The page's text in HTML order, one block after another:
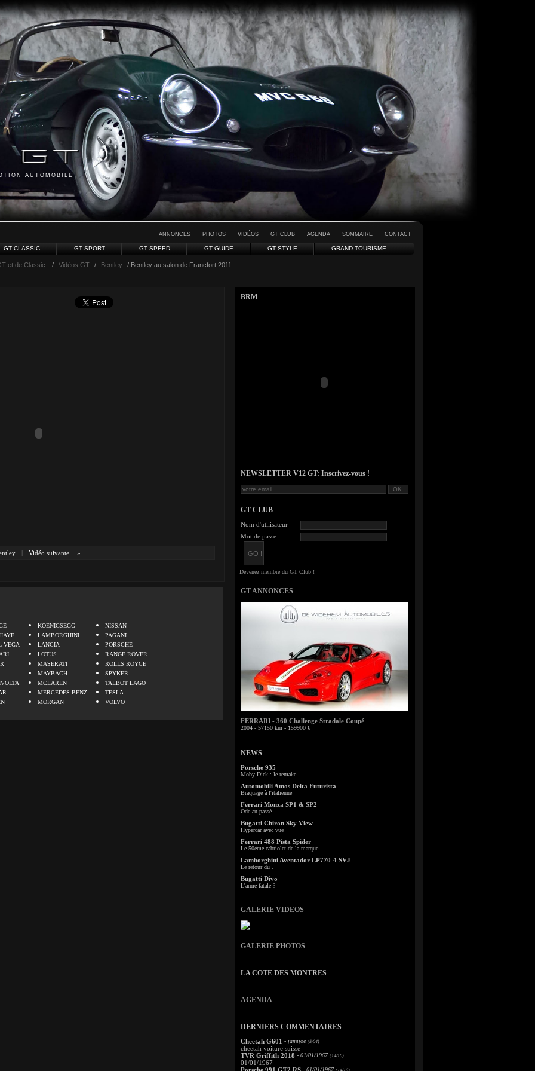
AUTOMOBILE
ANNONCES PHOTOS VIDÉOS GT CLUB AGENDA SOMMAIRE CONTACT
GT CLASSIC GT SPORT GT SPEED GT GUIDE GT STYLE GRAND TOURISME
et de Classic. / Vidéos GT / Bentley / Bentley au salon de Francfort 2011
| Vidéo suivante »
VEGA
KOENIGSEGG
LAMBORGHINI
LANCIA
LOTUS
MASERATI
MAYBACH
MCLAREN
MERCEDES BENZ
MORGAN
NISSAN
PAGANI
PORSCHE
RANGE ROVER
ROLLS ROYCE
SPYKER
TALBOT LAGO
TESLA
VOLVO
BRM
NEWSLETTER V12 GT: Inscrivez-vous !
GT CLUB
Nom d'utilisateur
Mot de passe
GT ANNONCES
FERRARI - 360 Challenge Stradale Coupé
2004 - 57150 km - 159900 €
NEWS
Porsche 935
Moby Dick : le remake
Automobili Amos Delta Futurista
Braquage à l'italienne
Ferrari Monza SP1 & SP2
Ode au passé
Bugatti Chiron Sky View
Hypercar avec vue
Ferrari 488 Pista Spider
Le 50ème cabriolet de la marque
Lamborghini Aventador LP770-4 SVJ
Le retour du J
Bugatti Divo
L'arme fatale ?
GALERIE VIDEOS
GALERIE PHOTOS
LA COTE DES MONTRES
AGENDA
DERNIERS COMMENTAIRES
Cheetah G601 - jamijoe (5/04)
cheetah voiture suisse
TVR Griffith 2018 - 01/01/1967 (14/10)
01/01/1967
- 01/01/1967